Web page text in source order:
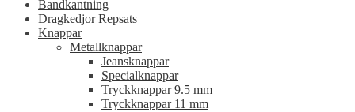
Bandkantning
Dragkedjor Repsats
Knappar
Metallknappar
Jeansknappar
Specialknappar
Tryckknappar 9.5 mm
Tryckknappar 11 mm